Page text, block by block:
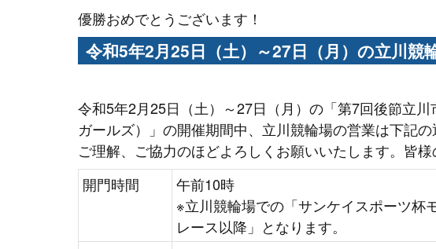
優勝おめでとうございます！
令和5年2月25日（土）～27日（月）の立川競
令和5年2月25日（土）～27日（月）の「第7回後節立
ガールズ）」の開催期間中、立川競輪場の営業は下記の
ご理解、ご協力のほどよろしくお願いいたします。皆
開門時間
午前10時
※立川競輪場での「サンケイスポーツ杯
レース以降」となります。